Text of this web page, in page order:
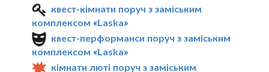
квест-кімнати поруч з заміським
комплексом «Laska»
квест-перформанси поруч з заміським
комплексом «Laska»
кімнати люті поруч з заміським